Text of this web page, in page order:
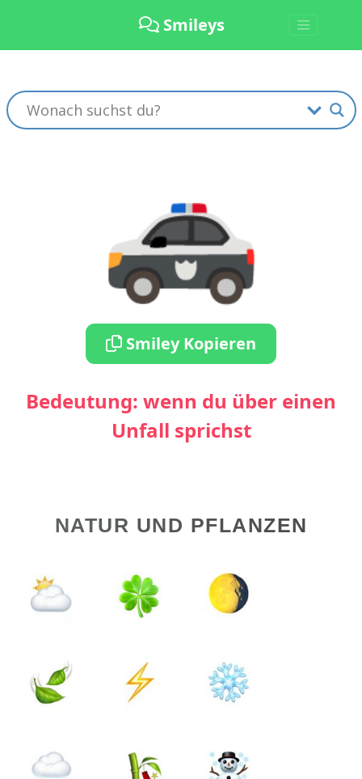
Smileys
🚓
Smiley Kopieren
Bedeutung: wenn du über einen
Unfall sprichst
NATUR UND PFLANZEN